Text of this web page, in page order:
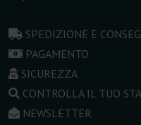
SPEDIZIONE E
PAGAMENTO
SICUREZZA
CONTROLLA IL TUO
NEWSLETTER